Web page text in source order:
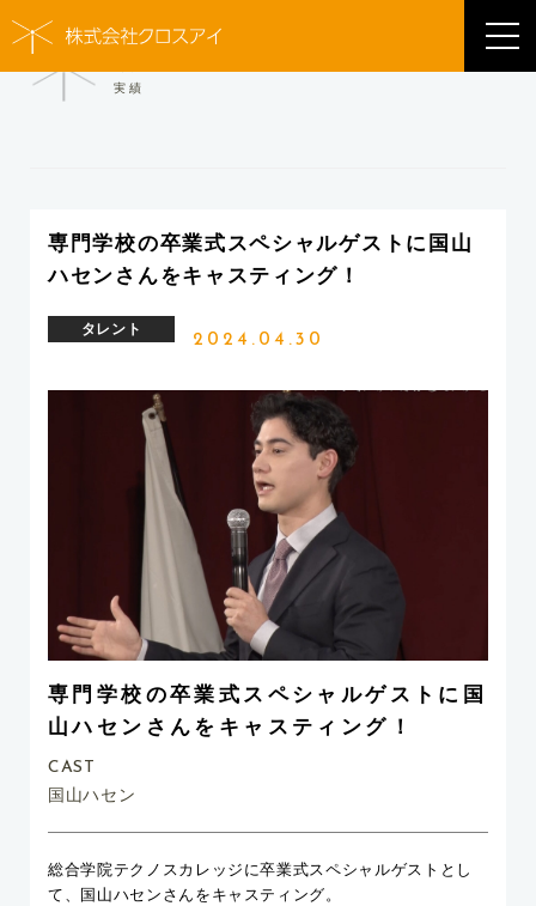
WORKS
実績
専門学校の卒業式スペシャルゲストに国山
ハセンさんをキャスティング！
タレント
2024.04.30
専門学校の卒業式スペシャルゲストに国
山ハセンさんをキャスティング！
CAST
国山ハセン
総合学院テクノスカレッジに卒業式スペシャルゲストとし
て、国山ハセンさんをキャスティング。